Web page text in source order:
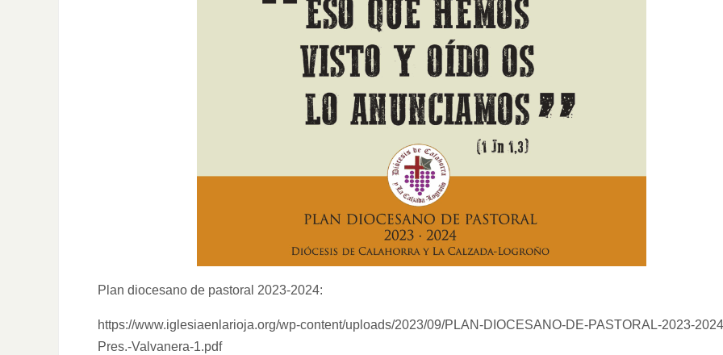
Plan diocesano de pastoral 2023-2024:
https://www.iglesiaenlarioja.org/wp-content/uploads/2023/09/PLAN-DIOCESANO-DE-PASTORAL-2023-
Pres.-Valvanera-1.pdf